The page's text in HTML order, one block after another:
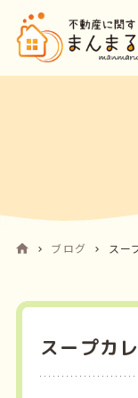
ブログ スー
スープカ